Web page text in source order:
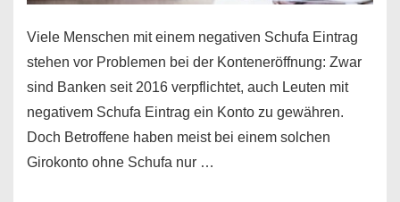
Viele Menschen mit einem negativen Schufa Eintrag
stehen vor Problemen bei der Konteneröffnung: Zwar
sind Banken seit 2016 verpflichtet, auch Leuten mit
negativem Schufa Eintrag ein Konto zu gewähren.
Doch Betroffene haben meist bei einem solchen
Girokonto ohne Schufa nur …